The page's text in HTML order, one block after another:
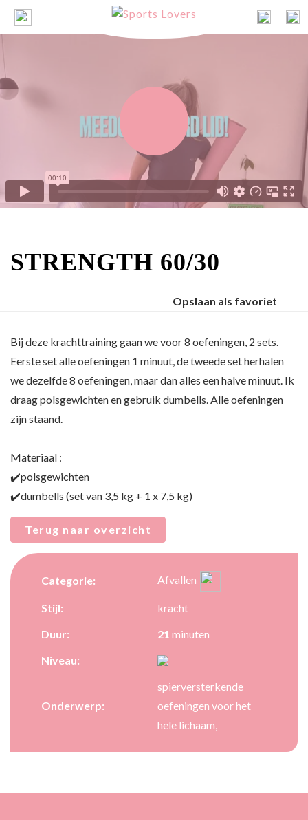
STRENGTH 60/30
Opslaan als favoriet
Bij deze krachttraining gaan we voor 8 oefeningen, 2 sets.
Eerste set alle oefeningen 1 minuut, de tweede set herhalen
we dezelfde 8 oefeningen, maar dan alles een halve minuut. Ik
draag polsgewichten en gebruik dumbells. Alle oefeningen
zijn staand.
Materiaal :
✔️polsgewichten
✔️dumbells (set van 3,5 kg + 1 x 7,5 kg)
Terug naar overzicht
Categorie: Afvallen
Stijl:
kracht
Duur:
21 minuten
Niveau:
Onderwerp:
spierversterkende
oefeningen voor het
hele lichaam,